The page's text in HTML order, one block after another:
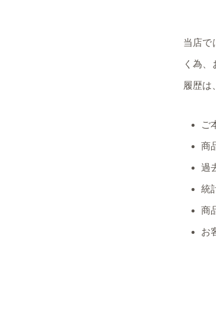
当店で
く為
履歴は
ご
商
過
統
商
お